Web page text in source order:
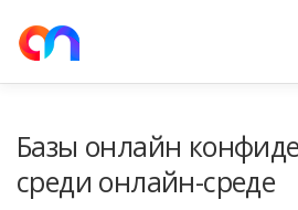
contenuto
Базы онлайн
среди онлайн-среде